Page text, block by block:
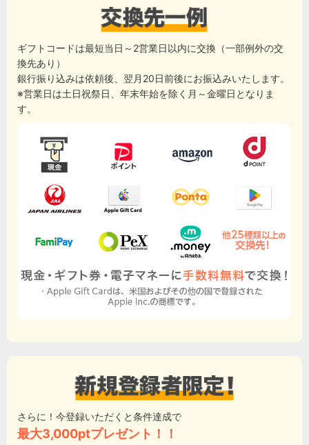
ギフトコードは最短当日～2営業日以内に交換（一部例外の交
換先あり）
銀行振り込みは依頼後、翌月20日前後にお振込みいたします。
※営業日は土日祝祭日、年末年始を除く月～金曜日となりま
す。
さらに！今登録いただくと条件達成で
最大3,000ptプレゼント！！